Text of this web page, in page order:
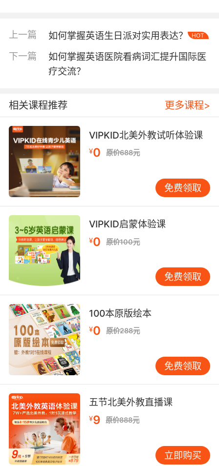
时需明确“general practitioner（全科医生）”与
使用“chronic condition（慢性病）”“acute
attack（急性发作）”等专业表述。调查显示，
史）”等术语能缩短问诊时间40%。VIPKID的情景
明用药反应（drug reactions）”等模块，帮助学
员掌握如“I'm allergic to penicillin（我对青霉素
过敏）”等关键句式。
三、药物与治疗方案的专业表述
药品名称的规范使用直接关系用药安全。需区分
“prescription drug（处方药）”与“over-the-
counter medication（非处方药）”，掌握
“dosage（剂量）”“frequency（频次）”等核心
概念。例如“Take one tablet twice daily after
meals（每日饭后两次，每次一片）”是标准医嘱
表达。VIPKID教研团队引入美国药师协会
（APhA）的用药指南，通过角色扮演让学员练习
询问“Are there any food-drug
interactions（是否存在食物药物相互作用）”。
数据显示，经过系统学习的学员，在药房沟通准
确率提升52%。
四、文化差异与隐性沟通规则
东西方医疗文化存在深层差异。欧美医院强调
“patient autonomy（患者自主权）”，就诊时需
主动陈述“my concern（我的担忧）”而非等待医
生追问。隐私保护方面，“medical record
privacy（病历隐私权）”观念要求患者明确是否
同意信息共享。VIPKID的文化认知课程通过对比
中美病例，解析“知情同意书（informed
consent）”签署、“第二诊疗意见（second
上一篇 如何掌握英语生日派对实用表达？ HOT
下一篇
如何掌握英语医院看病词汇提升国际医
疗交流？
相关课程推荐 更多课程>
VIPKID北美外教试听体验课
¥0 原价688元
免费领取
VIPKID启蒙体验课
¥0 原价100元
免费领取
100本原版绘本
¥0 原价288元
免费领取
五节北美外教直播课
¥9 原价888元
立即购买